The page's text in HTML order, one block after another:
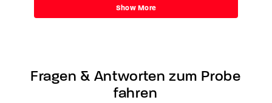
Show More
Fragen & Antworten zum Probe
fahren